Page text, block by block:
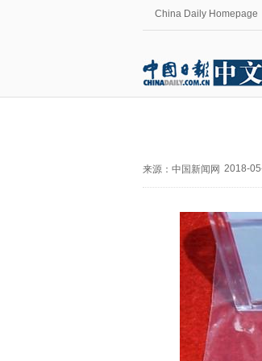
China Daily Homepage
来源：中国新闻网 2018-